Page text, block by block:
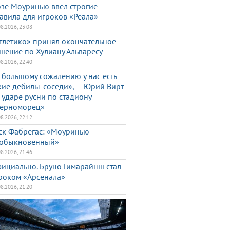
Моуринью ввел строгие
для игроков «Реала»
23:08
принял окончательное
по Хулиану Альваресу
22:40
сожалению у нас есть
дебилы-соседи», — Юрий Вирт
русни по стадиону
22:12
Фабрегас: «Моуринью
21:46
Бруно Гимарайнш стал
«Арсенала»
21:20